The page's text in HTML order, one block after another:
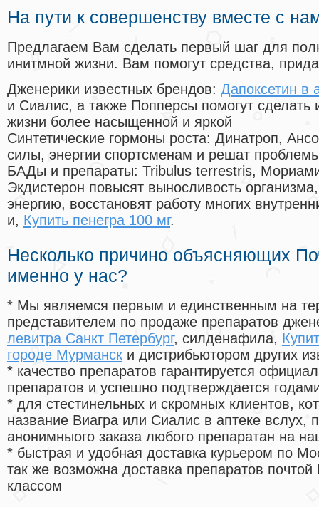
На пути к совершенству вместе с
Предлагаем Вам сделать первый шаг для
инитмной жизни. Вам помогут средства,
Дженерики известных брендов: Дапоксетин в
и Сиалис, а также Попперсы помогут
жизни более насыщенной и яркой
Синтетические гормоны роста: Динатроп,
силы, энергии спортсменам и решат
БАДы и препараты: Tribulus terrestris,
Экдистерон повысят выносливость
энергию, восстановят работу многих
и, Купить пенегра 100 мг.
Несколько причино объясняющих
именно у нас?
* Мы являемся первым и единственным на
представителем по продаже препаратов
левитра Санкт Петербург, силденафила,
городе Мурманск и дистрибьютором других
* качество препаратов гарантируется
препаратов и успешно подтверждается
* для стестинельных и скромных клиентов,
название Виагра или Сиалис в аптеке вслух,
анонимныого заказа любого препаратан на
* быстрая и удобная доставка курьером по
так же возможна доставка препаратов
классом